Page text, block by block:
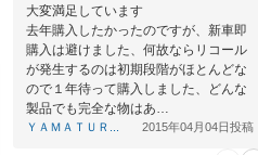
大変満足しています
去年購入したかったのですが、新車即
購入は避けました、何故ならリコール
が発生するのは初期段階がほとんどな
ので１年待って購入しました、どんな
製品でも完全な物はあ…
ＹＡＭＡＴＵＲ... 2015年04月04日投稿